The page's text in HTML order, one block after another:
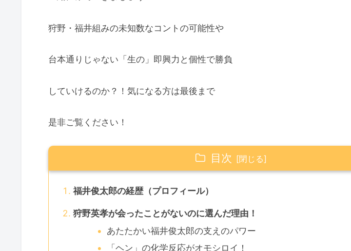
狩野・福井組みの未知数なコントの可能性や
台本通りじゃない「生の」即興力と個性で勝負
していけるのか？！気になる方は最後まで
是非ご覧ください！
目次
福井俊太郎の経歴（プロフィール）
狩野英孝が会ったことがないのに選んだ理由！
あたたかい福井俊太郎の支えのパワー
「ヘン」の化学反応がオモシロイ！